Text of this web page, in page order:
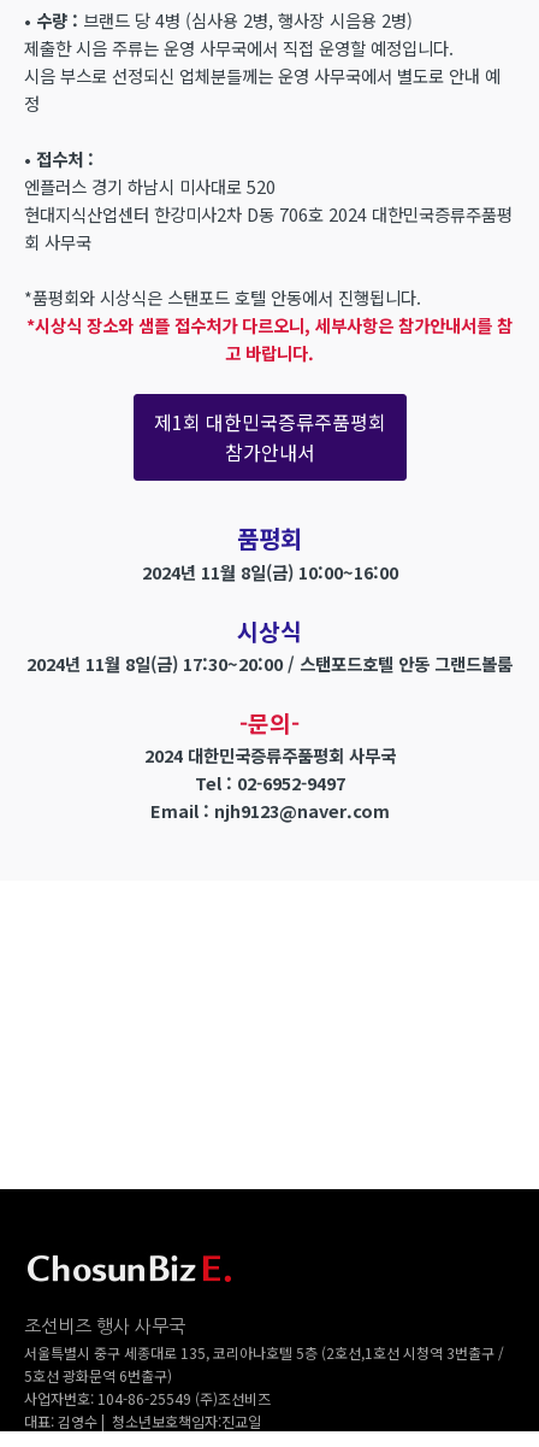
• 수량 : 브랜드 당 4병 (심사용 2병, 행사장 시음용 2병)
제출한 시음 주류는 운영 사무국에서 직접 운영할 예정입니다.
시음 부스로 선정되신 업체분들께는 운영 사무국에서 별도로 안내 예
정
• 접수처 :
엔플러스 경기 하남시 미사대로 520
현대지식산업센터 한강미사2차 D동 706호 2024 대한민국증류주품평
회 사무국
*품평회와 시상식은 스탠포드 호텔 안동에서 진행됩니다.
*시상식 장소와 샘플 접수처가 다르오니, 세부사항은 참가안내서를 참
고 바랍니다.
제1회 대한민국증류주품평회
참가안내서
품평회
2024년 11월 8일(금) 10:00~16:00
시상식
2024년 11월 8일(금) 17:30~20:00 / 스탠포드호텔 안동 그랜드볼룸
-문의-
2024 대한민국증류주품평회 사무국
Tel : 02-6952-9497
Email : njh9123@naver.com
조선비즈 행사 사무국
서울특별시 중구 세종대로 135, 코리아나호텔 5층 (2호선,1호선 시청역 3번출구 /
5호선 광화문역 6번출구)
사업자번호: 104-86-25549 (주)조선비즈
대표: 김영수 | 청소년보호책임자:진교일